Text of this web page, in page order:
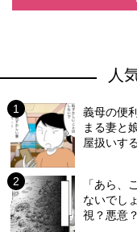
人
義母の便
まる妻と
屋扱いす
「あら、
ないでし
視？悪意